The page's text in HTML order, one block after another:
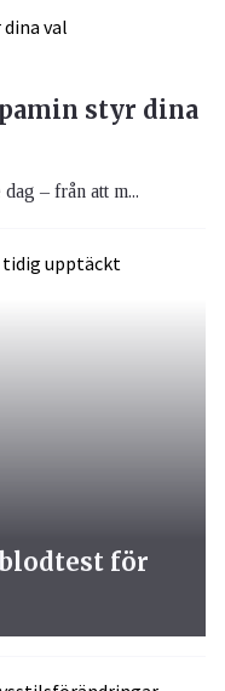
styr dina
– från att m...
för